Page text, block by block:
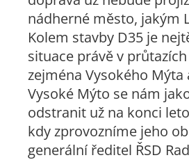
nádherné město, jakým
Kolem stavby D35 je
situace právě v
zejména Vysokého Mýta
Vysoké Mýto se nám
odstranit už na konci
kdy zprovozníme jeho
generální ředitel ŘSD